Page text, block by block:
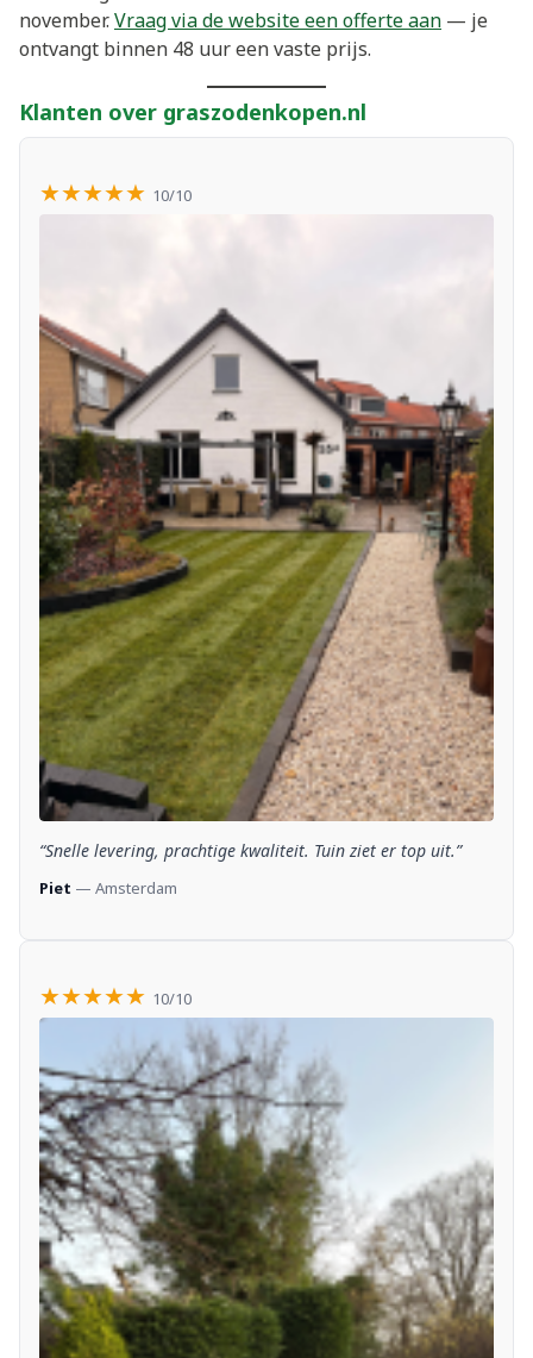
november.Vraag via de website een offerte aan — je
ontvangt binnen 48 uur een vaste prijs.
Klanten over graszodenkopen.nl
★★★★★ 10/10
“Snelle levering, prachtige kwaliteit. Tuin ziet er top uit.”
Piet — Amsterdam
★★★★★ 10/10